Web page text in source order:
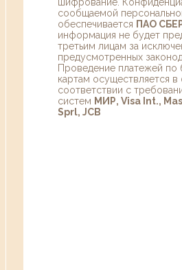
сообщаемой
обеспечивается ПАО
информация не будет
третьим лицам за
предусмотренных
Проведение платежей по
картам осуществляется в
соответствии с
систем МИР, Visa Int.,
Sprl, JCB